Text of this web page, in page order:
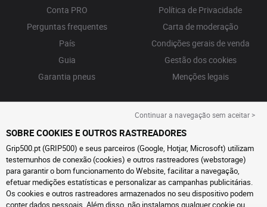
Conta PRO
Perguntas frequentes
País
Guia
Garantia pneus
Política de Privacidade
Carta de moderação
Condições gerais de venda
Gestão dos cookies
Menções legais
Continuar a navegação sem aceitar >
SOBRE COOKIES E OUTROS RASTREADORES
Grip500.pt (GRIP500) e seus parceiros (Google, Hotjar, Microsoft) utilizam
testemunhos de conexão (cookies) e outros rastreadores (webstorage)
para garantir o bom funcionamento do Website, facilitar a navegação,
efetuar medições estatísticas e personalizar as campanhas publicitárias.
Os cookies e outros rastreadores armazenados no seu dispositivo podem
conter dados pessoais. Além disso, não instalamos qualquer cookie ou